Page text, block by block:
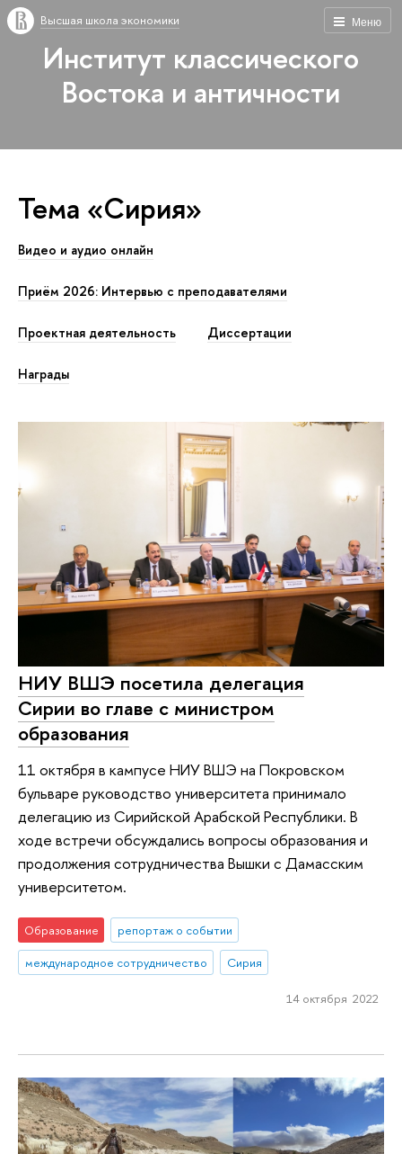
Меню
Высшая школа экономики
Институт классического
Востока и античности
Тема «Сирия»
Видео и аудио онлайн
Приём 2026: Интервью с преподавателями
Проектная деятельность Диссертации
Награды
НИУ ВШЭ посетила делегация
Сирии во главе с министром
образования
11 октября в кампусе НИУ ВШЭ на Покровском
бульваре руководство университета принимало
делегацию из Сирийской Арабской Республики. В
ходе встречи обсуждались вопросы образования и
продолжения сотрудничества Вышки с Дамасским
университетом.
Образование
репортаж о событии
международное сотрудничество
Сирия
14 октября 2022